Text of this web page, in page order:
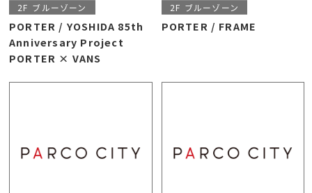
2F ブルーゾーン
PORTER / YOSHIDA 85th
Anniversary Project
PORTER × VANS
2F ブルーゾーン
PORTER / FRAME